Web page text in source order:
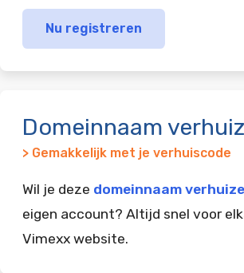
Nu registreren
Domeinnaam
> Gemakkelijk met je verhuiscode
Wil je deze domeinnaam
eigen account? Altijd snel voor
Vimexx website.